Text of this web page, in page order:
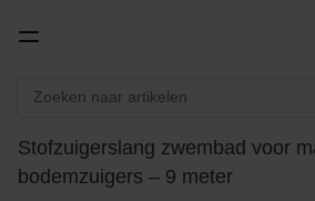
Stofzuigerslang zwembad voor
bodemzuigers – 9 meter